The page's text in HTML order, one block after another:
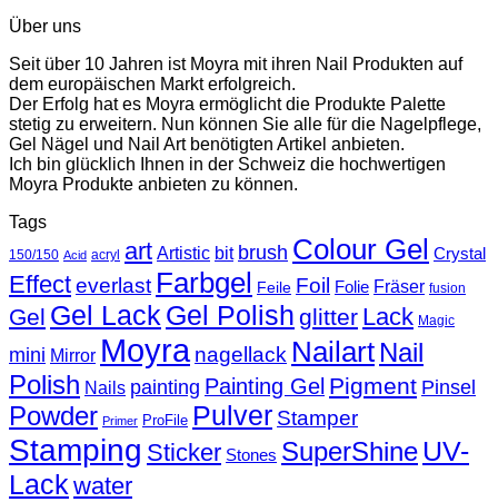
Über uns
Seit über 10 Jahren ist Moyra mit ihren Nail Produkten auf
dem europäischen Markt erfolgreich.
Der Erfolg hat es Moyra ermöglicht die Produkte Palette
stetig zu erweitern. Nun können Sie alle für die Nagelpflege,
Gel Nägel und Nail Art benötigten Artikel anbieten.
Ich bin glücklich Ihnen in der Schweiz die hochwertigen
Moyra Produkte anbieten zu können.
Tags
150/150 Acid acryl art Artistic bit brush Colour Gel Crystal
Effecteverlast Farbgel Feile Foil Folie Fräser fusion
Gel Gel Lack Gel Polish glitter Lack Magic
mini Mirror Moyra nagellack Nailart Nail
Polish Nails painting Painting Gel Pigment Pinsel
Powder Primer ProFile Pulver Stamper
Stamping Sticker Stones SuperShine UV-
Lack water